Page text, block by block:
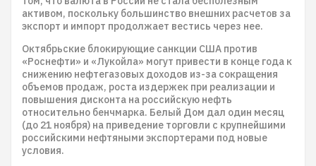
активом, поскольку большинство внешних расчетов за
экспорт и импорт продолжает вестись через нее.
Октябрьские блокирующие санкции США против
«Роснефти» и «Лукойла» могут привести в конце года к
снижению нефтегазовых доходов из-за сокращения
объемов продаж, роста издержек при реализации и
повышения дисконта на российскую нефть
относительно бенчмарка. Белый Дом дал один месяц
(до 21 ноября) на приведение торговли с крупнейшими
российскими нефтяными экспортерами под новые
условия.